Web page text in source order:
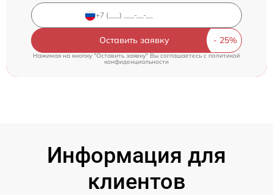
Оставить заявку
Нажимая на кнопку "Оставить заявку" Вы соглашаетесь cполитикой
конфиденциальности
Информация для
клиентов